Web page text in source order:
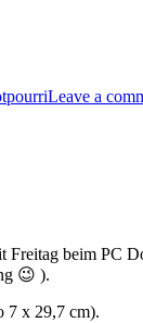
Leave a
Freitag beim
😉 ).
7 x 29,7 cm).